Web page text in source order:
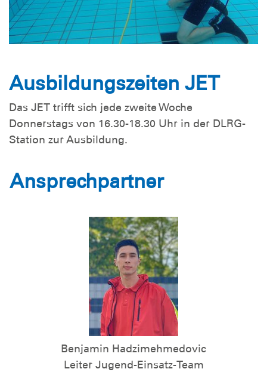
Ausbildungszeiten JET
Das JET trifft sich jede zweite Woche
Donnerstags von 16.30-18.30 Uhr in der DLRG-
Station zur Ausbildung.
Ansprechpartner
Benjamin Hadzimehmedovic
Leiter Jugend-Einsatz-Team